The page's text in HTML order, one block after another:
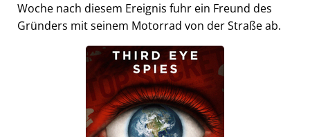
Woche nach diesem Ereignis fuhr ein Freund des
Gründers mit seinem Motorrad von der Straße ab.